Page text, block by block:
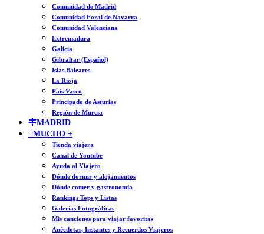
Comunidad de Madrid
Comunidad Foral de Navarra
Comunidad Valenciana
Extremadura
Galicia
Gibraltar (Español)
Islas Baleares
La Rioja
País Vasco
Principado de Asturias
Región de Murcia
MADRID
MUCHO +
Tienda viajera
Canal de Youtube
Ayuda al Viajero
Dónde dormir y alojamientos
Dónde comer y gastronomía
Rankings Tops y Listas
Galerías Fotográficas
Mis canciones para viajar favoritas
Anécdotas, Instantes y Recuerdos Viajeros